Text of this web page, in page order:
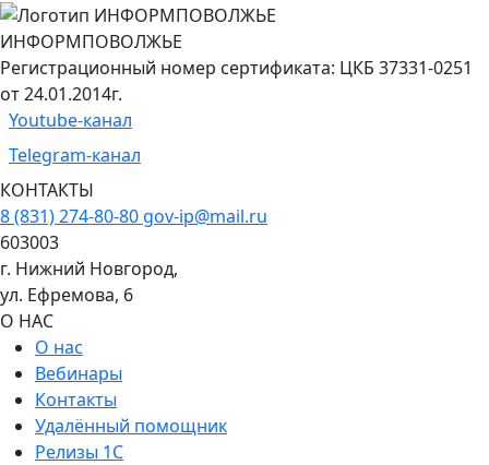
ИНФОРМПОВОЛЖЬЕ
Регистрационный номер сертификата: ЦКБ 37331-0251
от 24.01.2014г.
Youtube-канал
Telegram-канал
КОНТАКТЫ
8 (831) 274-80-80 gov-ip@mail.ru
603003
г. Нижний Новгород,
ул. Ефремова, 6
О НАС
О нас
Вебинары
Контакты
Удалённый помощник
Релизы 1С